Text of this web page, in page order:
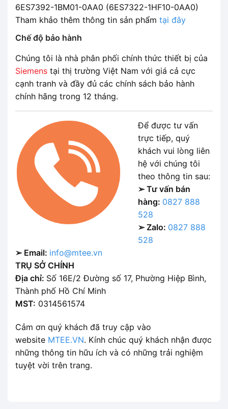
6ES7392-1BM01-0AA0 (6ES7322-1HF10-0AA0)
Tham khảo thêm thông tin sản phẩm tại đây
Chế độ bảo hành
Chúng tôi là nhà phân phối chính thức thiết bị của
Siemens tại thị trường Việt Nam với giá cả cực
cạnh tranh và đầy đủ các chính sách bảo hành
chính hãng trong 12 tháng.
Để được tư vấn
trực tiếp, quý
khách vui lòng liên
hệ với chúng tôi
theo thông tin sau:
➢ Tư vấn bán
hàng: 0827 888
528
➢ Zalo: 0827 888
528
➢ Email: info@mtee.vn
TRỤ SỞ CHÍNH
Địa chỉ: Số 16E/2 Đường số 17, Phường Hiệp Bình,
Thành phố Hồ Chí Minh
MST: 0314561574
Cảm ơn quý khách đã truy cập vào
website MTEE.VN. Kính chúc quý khách nhận được
những thông tin hữu ích và có những trải nghiệm
tuyệt vời trên trang.